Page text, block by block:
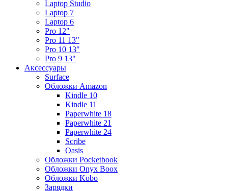
Laptop Studio
Laptop 7
Laptop 6
Pro 12"
Pro 11 13"
Pro 10 13"
Pro 9 13"
Аксессуары
Surface
Обложки Amazon
Kindle 10
Kindle 11
Paperwhite 18
Paperwhite 21
Paperwhite 24
Scribe
Oasis
Обложки Pocketbook
Обложки Onyx Boox
Обложки Kobo
Зарядки